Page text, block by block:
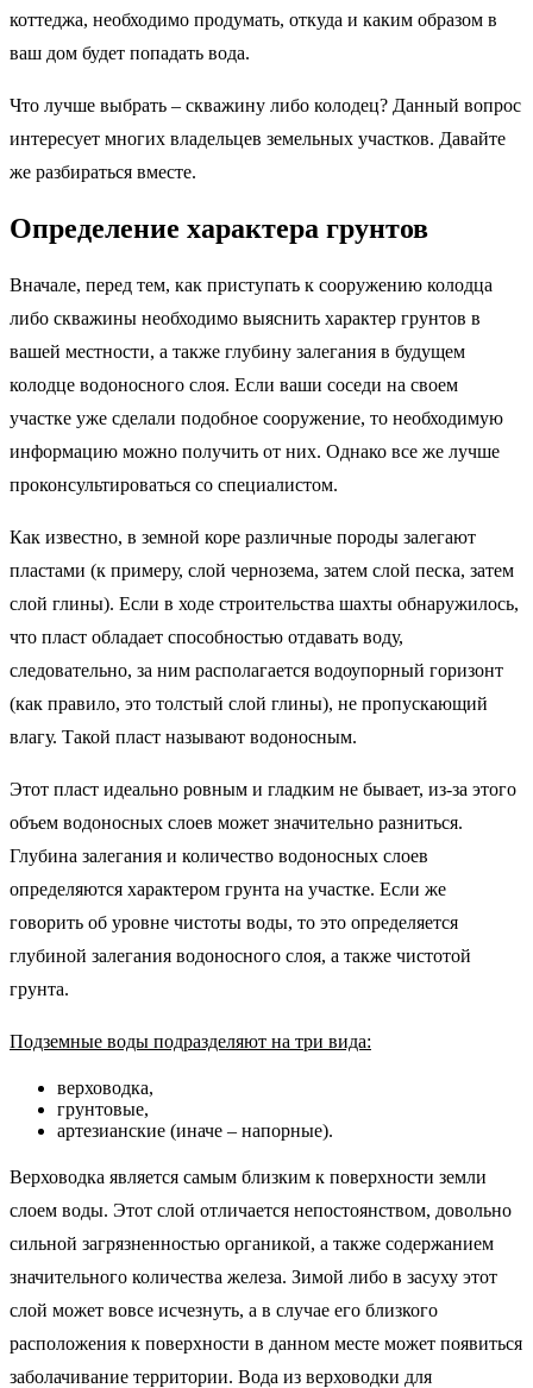
коттеджа, необходимо продумать, откуда и каким образом в
ваш дом будет попадать вода.
Что лучше выбрать – скважину либо колодец? Данный вопрос
интересует многих владельцев земельных участков. Давайте
же разбираться вместе.
Определение характера грунтов
Вначале, перед тем, как приступать к сооружению колодца
либо скважины необходимо выяснить характер грунтов в
вашей местности, а также глубину залегания в будущем
колодце водоносного слоя. Если ваши соседи на своем
участке уже сделали подобное сооружение, то необходимую
информацию можно получить от них. Однако все же лучше
проконсультироваться со специалистом.
Как известно, в земной коре различные породы залегают
пластами (к примеру, слой чернозема, затем слой песка, затем
слой глины). Если в ходе строительства шахты обнаружилось,
что пласт обладает способностью отдавать воду,
следовательно, за ним располагается водоупорный горизонт
(как правило, это толстый слой глины), не пропускающий
влагу. Такой пласт называют водоносным.
Этот пласт идеально ровным и гладким не бывает, из-за этого
объем водоносных слоев может значительно разниться.
Глубина залегания и количество водоносных слоев
определяются характером грунта на участке. Если же
говорить об уровне чистоты воды, то это определяется
глубиной залегания водоносного слоя, а также чистотой
грунта.
Подземные воды подразделяют на три вида:
верховодка,
грунтовые,
артезианские (иначе – напорные).
Верховодка является самым близким к поверхности земли
слоем воды. Этот слой отличается непостоянством, довольно
сильной загрязненностью органикой, а также содержанием
значительного количества железа. Зимой либо в засуху этот
слой может вовсе исчезнуть, а в случае его близкого
расположения к поверхности в данном месте может появиться
заболачивание территории. Вода из верховодки для